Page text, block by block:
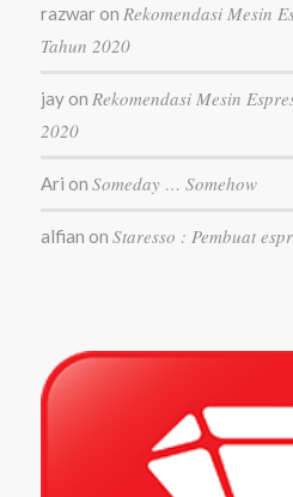
razwaron Rekomendasi Mesin
Tahun 2020
jayon Rekomendasi Mesin
2020
Ari on Someday … Somehow
alfian on Staresso : Pembuat